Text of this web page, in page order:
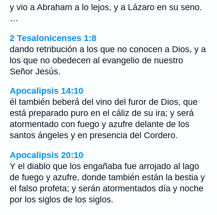
y vio a Abraham a lo lejos, y a Lázaro en su seno.
…
2 Tesalonicenses 1:8
dando retribución a los que no conocen a Dios, y a
los que no obedecen al evangelio de nuestro
Señor Jesús.
Apocalipsis 14:10
él también beberá del vino del furor de Dios, que
está preparado puro en el cáliz de su ira; y será
atormentado con fuego y azufre delante de los
santos ángeles y en presencia del Cordero.
Apocalipsis 20:10
Y el diablo que los engañaba fue arrojado al lago
de fuego y azufre, donde también están la bestia y
el falso profeta; y serán atormentados día y noche
por los siglos de los siglos.